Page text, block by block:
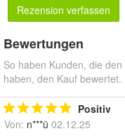
Rezension verfassen
Bewertungen
So haben Kunden, die
haben, den Kauf bewertet.
Positiv
Von: n***ü 02.12.25